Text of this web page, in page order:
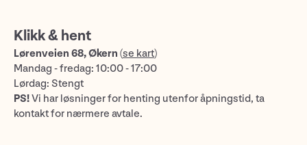
Klikk & hent
Lørenveien 68, Økern (se kart)
Mandag - fredag: 10:00 - 17:00
Lørdag: Stengt
PS!Vi har løsninger for henting utenfor åpningstid, ta
kontakt for nærmere avtale.